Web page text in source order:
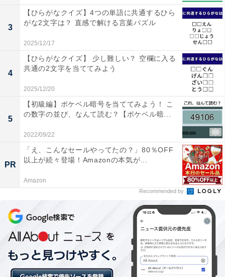
プリンは「電子レンジ」があれば作れる！ 固めから変わ
“炊飯器だけ”でケーキが作れるって知ってた？ オーブン
いらずの簡単「炊飯器スイーツレシピ」3選
焼き芋だけじゃない！ 「さつまいも」のおいしさを堪能
できる、おかず＆スイーツレシピ3選
「卵」を使い切りたいときに！ 簡単で安くておいしい、
ぱぱっと作れる「卵炒め」レシピ3選
“かぼちゃ丸ごと”でインパクト大！ 普段のおかず＆おも
てなしにも使える「かぼちゃレシピ」3選
3
【ひらがなクイズ】4つの単語に共通するひら
がな2文字は？ 直感で解ける言葉パズル
2025/12/17
4
【ひらがなクイズ】 少し難しい？ 空欄に入る
共通の2文字を当ててみよう
2025/12/20
5
【初級編】ポケベル暗号を当ててみよう！ こ
の数字の並び、なんて読む？【ポケベル暗...
2022/09/22
PR
「え、こんなセールやってたの？」80％OFF
以上が続々登場！Amazonの本気が...
Amazon
Recommended by